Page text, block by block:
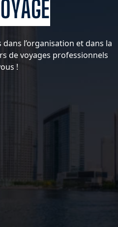
l’organisation et dans la
de voyages professionnels
!